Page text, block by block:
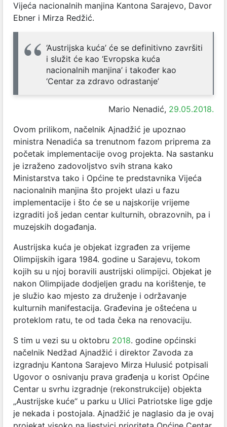
Vijeća nacionalnih manjina Kantona Sarajevo, Davor
Ebner i Mirza Redžić.
‘Austrijska kuća’ će se definitivno završiti
i služit će kao ‘Evropska kuća
nacionalnih manjina’ i također kao
‘Centar za zdravo odrastanje’
Mario Nenadić, 29.05.2018.
Ovom prilikom, načelnik Ajnadžić je upoznao
ministra Nenadića sa trenutnom fazom priprema za
početak implementacije ovog projekta. Na sastanku
je izraženo zadovoljstvo svih strana kako
Ministarstva tako i Općine te predstavnika Vijeća
nacionalnih manjina što projekt ulazi u fazu
implementacije i što će se u najskorije vrijeme
izgraditi još jedan centar kulturnih, obrazovnih, pa i
muzejskih događanja.
Austrijska kuća je objekat izgrađen za vrijeme
Olimpijskih igara 1984. godine u Sarajevu, tokom
kojih su u njoj boravili austrijski olimpijci. Objekat je
nakon Olimpijade dodjeljen gradu na korištenje, te
je služio kao mjesto za druženje i održavanje
kulturnih manifestacija. Građevina je oštećena u
proteklom ratu, te od tada čeka na renovaciju.
S tim u vezi su u oktobru 2018. godine općinski
načelnik Nedžad Ajnadžić i direktor Zavoda za
izgradnju Kantona Sarajevo Mirza Hulusić potpisali
Ugovor o osnivanju prava građenja u korist Općine
Centar u svrhu izgradnje (rekonstrukcije) objekta
„Austrijske kuće“ u parku u Ulici Patriotske lige gdje
je nekada i postojala. Ajnadžić je naglasio da je ovaj